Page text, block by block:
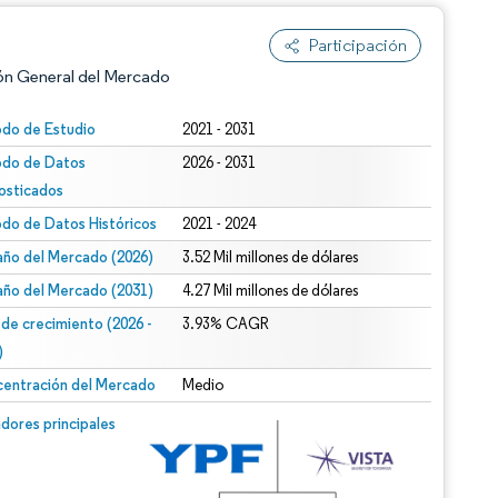
Participación
General del Mercado
de Estudio 2021 - 2031
de Datos
2026 - 2031
de Datos Históricos 2021 - 2024
del Mercado (2026) 3.52 Mil millones de dólares
del Mercado (2031) 4.27 Mil millones de dólares
de crecimiento (2026 -
3.93% CAGR
del Mercado Medio
principales
© Mordor Intelligence. El uso requiere atribución según CC BY 4.0.
CC BY 4.0.